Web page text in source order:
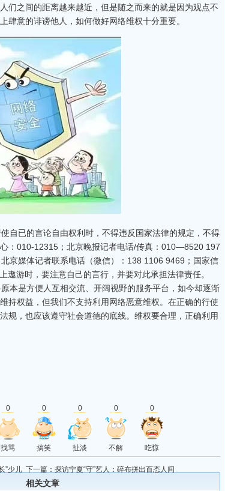
们之间的距离越来越近，但是随之而来的就是因为观点不
肆意的诽谤他人，如何做好网络维权十分重要。
自已的言论自由权利时，不得违反国家法律的规定，不得
：010-12315；北京晚报记者电话/传真：010—8520 197
京媒体记者联系电话（微信）：138 1106 9469；国家信
游时，要注意自己的言行，并要对此承担法律责任。
本是方便人互相交流、开阔视野的服务平台，如今却逐渐
持权益，但我们不支持利用网络恶意维权。在正确的行使
规，也应该遵守社会道德的底线。维权要合理，正确利用
0 0 0 0 0
找骂 搞笑 扯淡 不解 吃惊
”少儿 下一篇： 探访宁夏“守”艺人：碎布拼出百态人间
相关文章